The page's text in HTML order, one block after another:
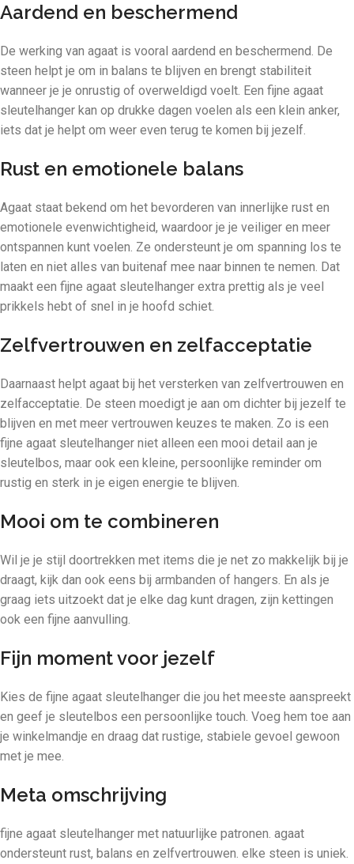
Aardend en beschermend
De werking van agaat is vooral aardend en beschermend. De
steen helpt je om in balans te blijven en brengt stabiliteit
wanneer je je onrustig of overweldigd voelt. Een fijne agaat
sleutelhanger kan op drukke dagen voelen als een klein anker,
iets dat je helpt om weer even terug te komen bij jezelf.
Rust en emotionele balans
Agaat staat bekend om het bevorderen van innerlijke rust en
emotionele evenwichtigheid, waardoor je je veiliger en meer
ontspannen kunt voelen. Ze ondersteunt je om spanning los te
laten en niet alles van buitenaf mee naar binnen te nemen. Dat
maakt een fijne agaat sleutelhanger extra prettig als je veel
prikkels hebt of snel in je hoofd schiet.
Zelfvertrouwen en zelfacceptatie
Daarnaast helpt agaat bij het versterken van zelfvertrouwen en
zelfacceptatie. De steen moedigt je aan om dichter bij jezelf te
blijven en met meer vertrouwen keuzes te maken. Zo is een
fijne agaat sleutelhanger niet alleen een mooi detail aan je
sleutelbos, maar ook een kleine, persoonlijke reminder om
rustig en sterk in je eigen energie te blijven.
Mooi om te combineren
Wil je je stijl doortrekken met items die je net zo makkelijk bij je
draagt, kijk dan ook eens bij armbanden of hangers. En als je
graag iets uitzoekt dat je elke dag kunt dragen, zijn kettingen
ook een fijne aanvulling.
Fijn moment voor jezelf
Kies de fijne agaat sleutelhanger die jou het meeste aanspreekt
en geef je sleutelbos een persoonlijke touch. Voeg hem toe aan
je winkelmandje en draag dat rustige, stabiele gevoel gewoon
met je mee.
Meta omschrijving
fijne agaat sleutelhanger met natuurlijke patronen. agaat
ondersteunt rust, balans en zelfvertrouwen. elke steen is uniek.